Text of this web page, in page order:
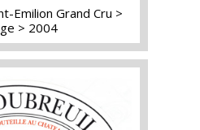
Emilion Grand Cru
2004